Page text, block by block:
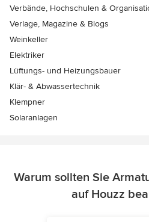
Verbände, Hochschulen &
Verlage, Magazine & Blogs
Weinkeller
Elektriker
Lüftungs- und Heizungsbauer
Klär- & Abwassertechnik
Klempner
Solaranlagen
Warum sollten Sie
auf Houzz